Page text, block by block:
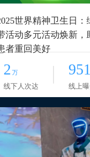
世界精神卫生日：
活动多元活动焕新，
者重回美好
2 万
线下人次达
951
线上